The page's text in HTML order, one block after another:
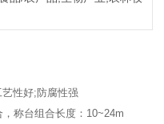
性好;防腐性强
称台组合长度：10~24m